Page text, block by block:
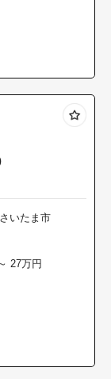
さいたま市
27万円